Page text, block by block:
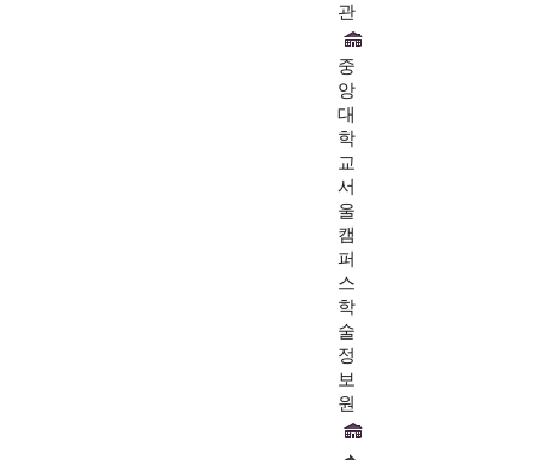
관
중
앙
대
학
교
서
울
캠
퍼
스
학
술
정
보
원